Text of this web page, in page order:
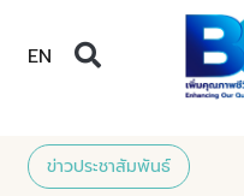
EN
ข่าวประชาสัมพันธ์